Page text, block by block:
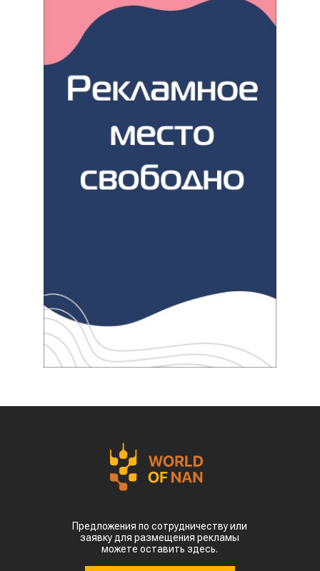
Предложения по сотрудничеству или
заявку для размещения рекламы
можете оставить здесь.